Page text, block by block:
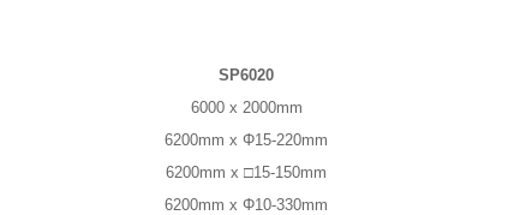
SP6020
6000 x 2000mm
6200mm x Φ15-220mm
6200mm x □15-150mm
6200mm x Φ10-330mm